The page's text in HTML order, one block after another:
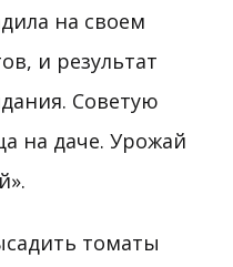
на своем
и результат
Советую
на даче. Урожай
томаты